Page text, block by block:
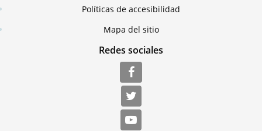
Políticas de accesibilidad
Mapa del sitio
Redes sociales